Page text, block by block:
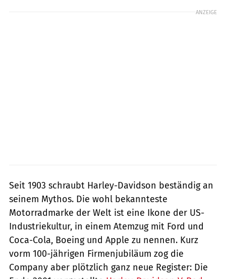
ANZEIGE
Seit 1903 schraubt Harley-Davidson beständig an
seinem Mythos. Die wohl bekannteste
Motorradmarke der Welt ist eine Ikone der US-
Industriekultur, in einem Atemzug mit Ford und
Coca-Cola, Boeing und Apple zu nennen. Kurz
vorm 100-jährigen Firmenjubiläum zog die
Company aber plötzlich ganz neue Register: Die